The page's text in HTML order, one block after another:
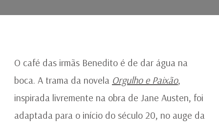
IRMÃS
O café das irmãs Benedito é de dar água na
boca. A trama da novela Orgulho e Paixão,
inspirada livremente na obra de Jane Austen, foi
adaptada para o início do século 20, no auge da